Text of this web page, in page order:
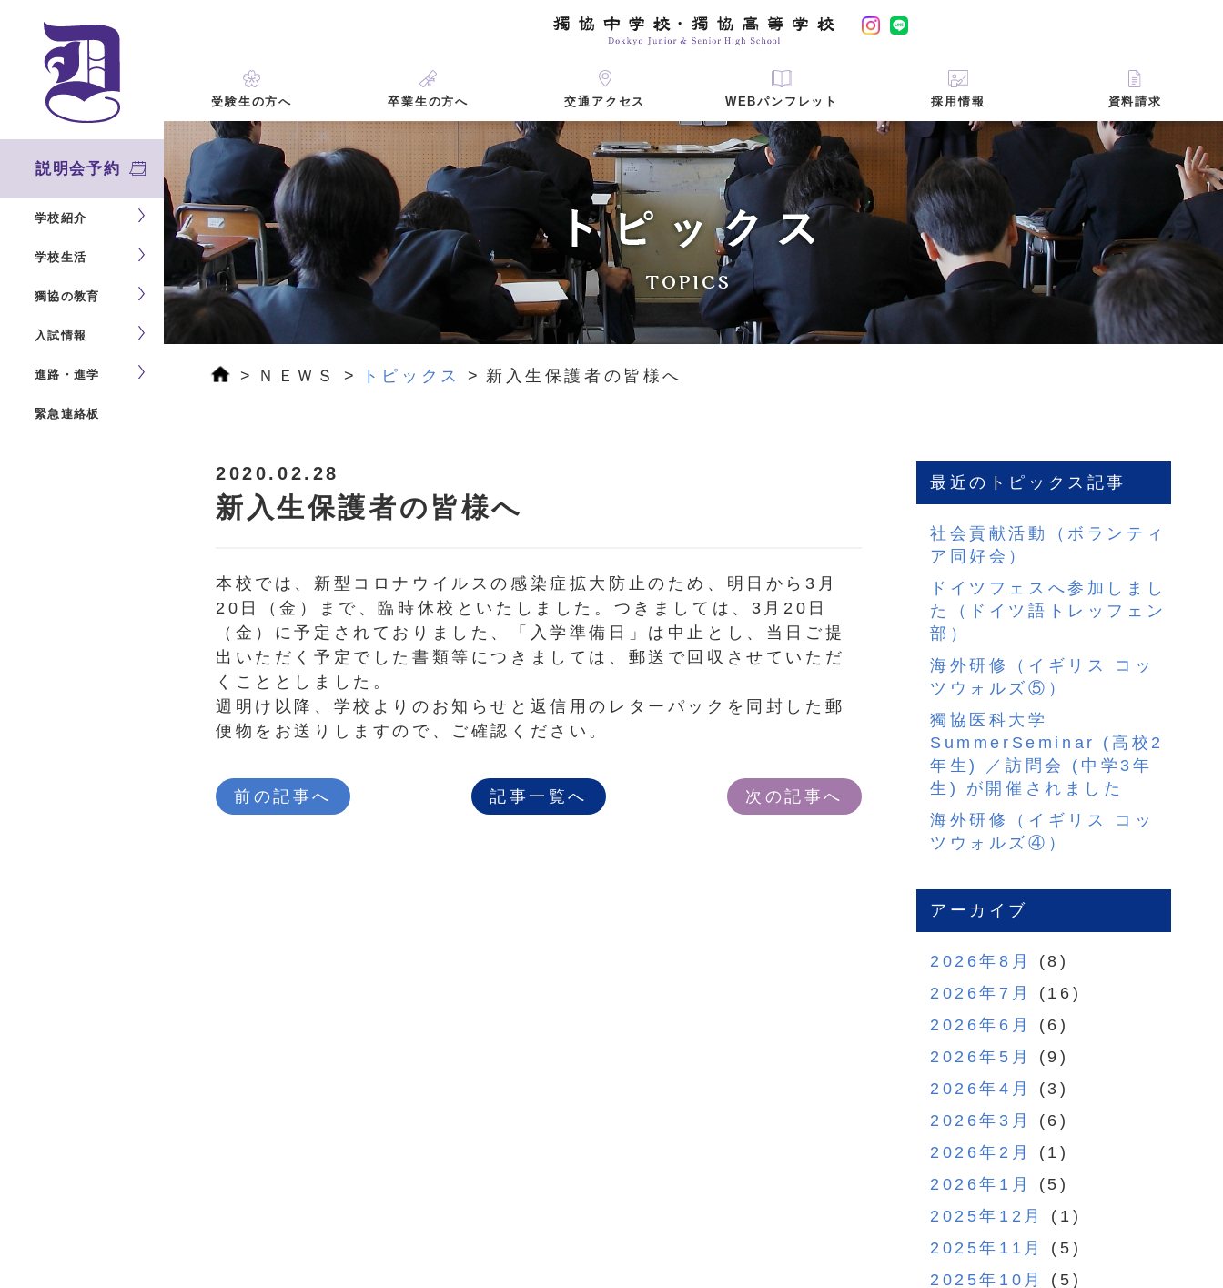
説明会予約
学校紹介
学校生活
獨協の教育
入試情報
進路・進学
緊急連絡板
受験生の方へ 卒業生の方へ 交通アクセス WEBパンフレット 採用情報 資料請求
ＮＥＷＳ トピックス 新入生保護者の皆様へ
2020.02.28
新入生保護者の皆様へ
本校では、新型コロナウイルスの感染症拡大防止のため、明日から3月
20日（金）まで、臨時休校といたしました。つきましては、3月20日
（金）に予定されておりました、「入学準備日」は中止とし、当日ご提
出いただく予定でした書類等につきましては、郵送で回収させていただ
くこととしました。
週明け以降、学校よりのお知らせと返信用のレターパックを同封した郵
便物をお送りしますので、ご確認ください。
前の記事へ 記事一覧へ 次の記事へ
最近のトピックス記事
社会貢献活動（ボランティ
ア同好会）
ドイツフェスへ参加しまし
た（ドイツ語トレッフェン
部）
海外研修（イギリス コッ
ツウォルズ⑤）
獨協医科大学
SummerSeminar (高校2
年生) ／訪問会 (中学3年
生) が開催されました
海外研修（イギリス コッ
ツウォルズ④）
アーカイブ
2026年8月
(8)
2026年7月
(16)
2026年6月
(6)
2026年5月
(9)
2026年4月
(3)
2026年3月
(6)
2026年2月
(1)
2026年1月
(5)
2025年12月
(1)
2025年11月
(5)
2025年10月
(5)